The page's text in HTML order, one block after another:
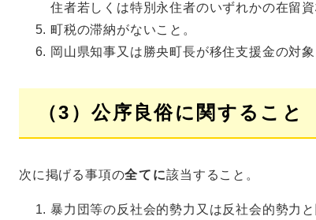
住者若しくは特別永住者のいずれかの在留資
町税の滞納がないこと。
岡山県知事又は勝央町長が移住支援金の対
（3）公序良俗に関すること
次に掲げる事項の全てに該当すること。
暴力団等の反社会的勢力又は反社会的勢力